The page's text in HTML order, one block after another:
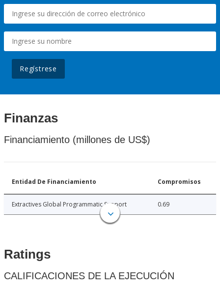
Regístrese
Finanzas
Financiamiento (millones de US$)
Entidad De Financiamiento Compromisos
Extractives Global Programmatic Support 0.69
Ratings
CALIFICACIONES DE LA EJECUCIÓN